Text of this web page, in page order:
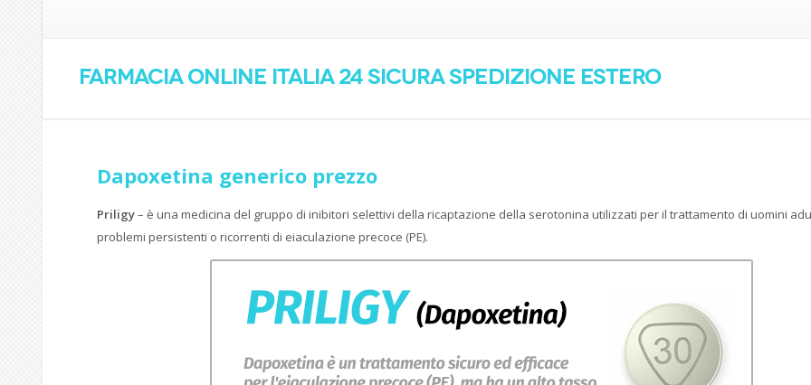
Farmacia online Italia 24 sicura spedizione estero
Dapoxetina generico prezzo
Priligy– è una medicina del gruppo di inibitori selettivi della ricaptazione della serotonina utilizzati per il trattamento di uomini
problemi persistenti o ricorrenti di eiaculazione precoce (PE).